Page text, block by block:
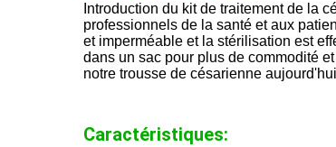
Introduction du kit de traitement de la
professionnels de la santé et aux
et imperméable et la stérilisation est
dans un sac pour plus de commodité
notre trousse de césarienne
Caractéristiques: